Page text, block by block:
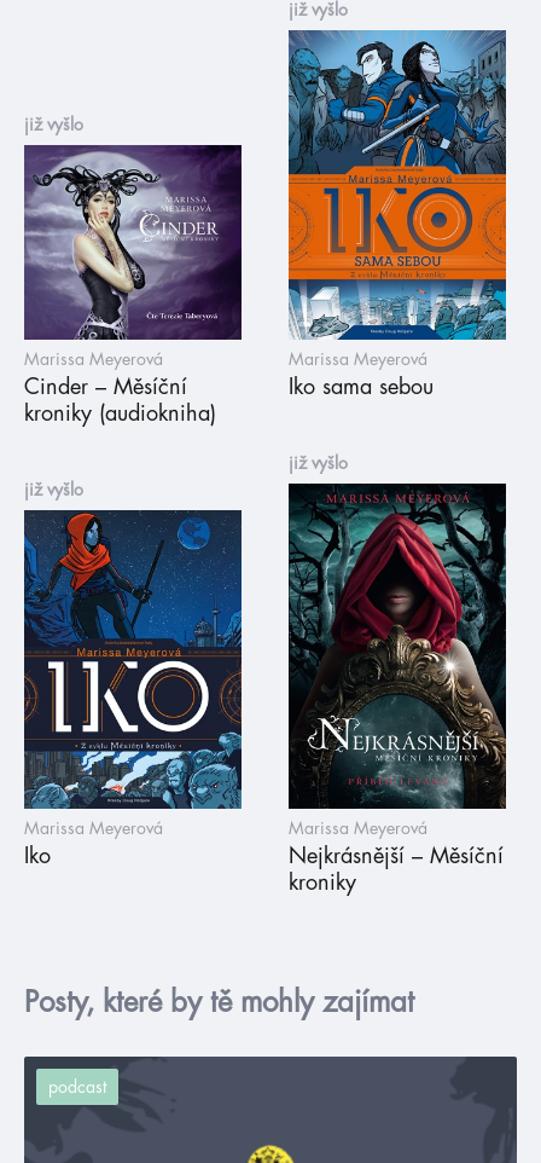
již vyšlo
Marissa Meyerová
Cinder – Měsíční
kroniky (audiokniha)
již vyšlo
Marissa Meyerová
Iko sama sebou
již vyšlo
Marissa Meyerová
Iko
již vyšlo
Marissa Meyerová
Nejkrásnější – Měsíční
kroniky
Posty, které by tě mohly zajímat
podcast